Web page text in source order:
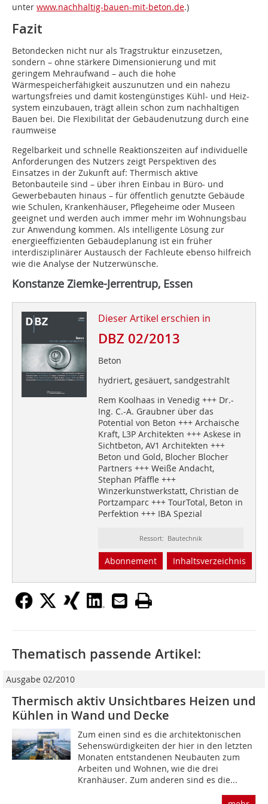
unter www.nachhaltig-bauen-mit-beton.de.)
Fazit
Betondecken nicht nur als Tragstruktur einzusetzen,
sondern – ohne stärkere Dimensionierung und mit
geringem Mehraufwand – auch die hohe
Wärmespeicherfähigkeit auszunutzen und ein nahezu
wartungsfreies und damit kostengünstiges Kühl- und Heiz-
system einzubauen, trägt allein schon zum nachhaltigen
Bauen bei. Die Flexibilität der Gebäudenutzung durch eine
raumweise
Regelbarkeit und schnelle Reaktionszeiten auf individuelle
Anforderungen des Nutzers zeigt Perspektiven des
Einsatzes in der Zukunft auf: Thermisch aktive
Betonbauteile sind – über ihren Einbau in Büro- und
Gewerbebauten hinaus – für öffentlich genutzte Gebäude
wie Schulen, Krankenhäuser, Pflegeheime oder Museen
geeignet und werden auch immer mehr im Wohnungsbau
zur Anwendung kommen. Als intelligente Lösung zur
energieeffizienten Gebäudeplanung ist ein früher
interdisziplinärer Austausch der Fachleute ebenso hilfreich
wie die Analyse der Nutzerwünsche.
Konstanze Ziemke-Jerrentrup, Essen
Dieser Artikel erschien in
DBZ 02/2013
Beton
hydriert, gesäuert, sandgestrahlt
Rem Koolhaas in Venedig +++ Dr.-
Ing. C.-A. Graubner über das
Potential von Beton +++ Archaische
Kraft, L3P Architekten +++ Askese in
Sichtbeton, AV1 Architekten +++
Beton und Gold, Blocher Blocher
Partners +++ Weiße Andacht,
Stephan Pfäffle +++
Winzerkunstwerkstatt, Christian de
Portzamparc +++ TourTotal, Beton in
Perfektion +++ IBA Spezial
Ressort: Bautechnik
Abonnement Inhaltsverzeichnis
Thematisch passende Artikel:
Ausgabe 02/2010
Thermisch aktiv Unsichtbares Heizen und
Kühlen in Wand und Decke
Zum einen sind es die architektonischen
Sehenswürdigkeiten der hier in den letzten
Monaten entstandenen Neubauten zum
Arbeiten und Wohnen, wie die drei
Kranhäuser. Zum anderen sind es die...